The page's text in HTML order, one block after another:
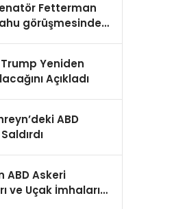
Fetterman
görüşmesinde
Yeniden
Açıkladı
ABD
ABD Askeri
ve Uçak İmhaları